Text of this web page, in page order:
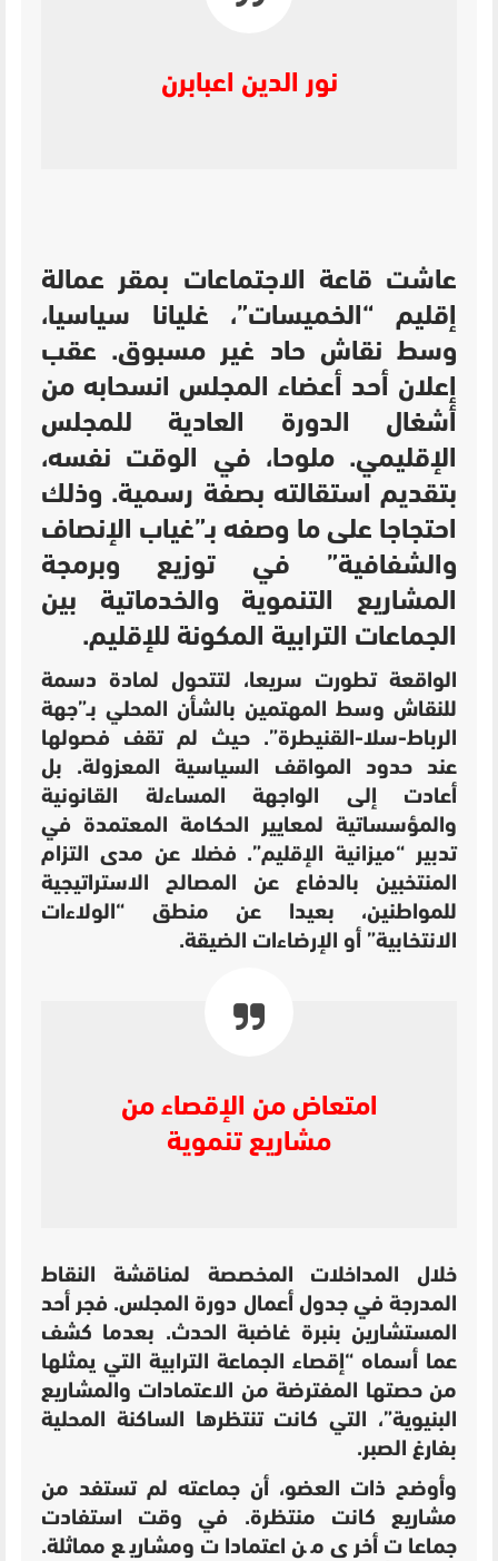
نور الدين اعبابرن
عاشت قاعة الاجتماعات بمقر عمالة
إقليم “الخميسات”، غليانا سياسيا،
وسط نقاش حاد غير مسبوق. عقب
إعلان أحد أعضاء المجلس انسحابه من
أشغال الدورة العادية للمجلس
الإقليمي. ملوحا، في الوقت نفسه،
بتقديم استقالته بصفة رسمية. وذلك
احتجاجا على ما وصفه بـ”غياب الإنصاف
والشفافية” في توزيع وبرمجة
المشاريع التنموية والخدماتية بين
الجماعات الترابية المكونة للإقليم.
الواقعة تطورت سريعا، لتتحول لمادة دسمة
للنقاش وسط المهتمين بالشأن المحلي بـ”جهة
الرباط-سلا-القنيطرة”. حيث لم تقف فصولها
عند حدود المواقف السياسية المعزولة. بل
أعادت إلى الواجهة المساءلة القانونية
والمؤسساتية لمعايير الحكامة المعتمدة في
تدبير “ميزانية الإقليم”. فضلا عن مدى التزام
المنتخبين بالدفاع عن المصالح الاستراتيجية
للمواطنين، بعيدا عن منطق “الولاءات
الانتخابية” أو الإرضاءات الضيقة.
امتعاض من الإقصاء من
مشاريع تنموية
خلال المداخلات المخصصة لمناقشة النقاط
المدرجة في جدول أعمال دورة المجلس. فجر أحد
المستشارين بنبرة غاضبة الحدث. بعدما كشف
عما أسماه “إقصاء الجماعة الترابية التي يمثلها
من حصتها المفترضة من الاعتمادات والمشاريع
البنيوية”، التي كانت تنتظرها الساكنة المحلية
بفارغ الصبر.
وأوضح ذات العضو، أن جماعته لم تستفد من
مشاريع كانت منتظرة. في وقت استفادت
جماعات أخرى من اعتمادات ومشاريع مماثلة.